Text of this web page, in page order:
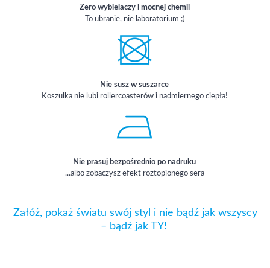
Zero wybielaczy i mocnej chemii
To ubranie, nie laboratorium ;)
Nie susz w suszarce
Koszulka nie lubi rollercoasterów i nadmiernego ciepła!
Nie prasuj bezpośrednio po nadruku
...albo zobaczysz efekt roztopionego sera
Załóż, pokaż światu swój styl i nie bądź jak wszyscy
– bądź jak TY!